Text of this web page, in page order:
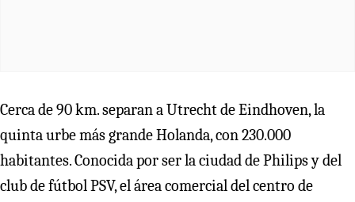
Cerca de 90 km. separan a Utrecht de Eindhoven, la
quinta urbe más grande Holanda, con 230.000
habitantes. Conocida por ser la ciudad de Philips y del
club de fútbol PSV, el área comercial del centro de